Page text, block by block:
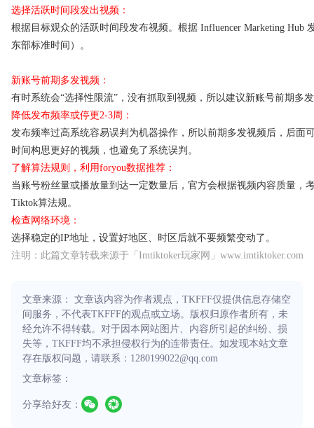
选择活跃时间段发出视频：
根据目标观众的活跃时间段发布视频。根据 Influencer Marketing
东部标准时间）。
新账号前期多发视频：
有时系统会“选择性限流”，没有抓取到视频，所以建议新账号前期多
降低发布频率或停更2-3周：
发布频率过高系统容易误判为机器操作，所以前期多发视频后，后面
时间构思更好的视频，也避免了系统误判。
了解算法规则，利用foryou数据推荐：
当账号粉丝量或播放量到达一定数量后，官方会根据视频内容质量，
Tiktok算法规。
检查网络环境：
选择稳定的IP地址，设置好地区、时区后就不要频繁变动了。
注明：此篇文章转载来源于「Imtiktoker玩家网」www.imtiktoker.com
文章来源： 文章该内容为作者观点，TKFFF仅提供信息存储空
间服务，不代表TKFFF的观点或立场。版权归原作者所有，未
经允许不得转载。对于因本网站图片、内容所引起的纠纷、损
失等，TKFFF均不承担侵权行为的连带责任。如发现本站文章
存在版权问题，请联系：1280199022@qq.com
文章标签：
分享给好友：